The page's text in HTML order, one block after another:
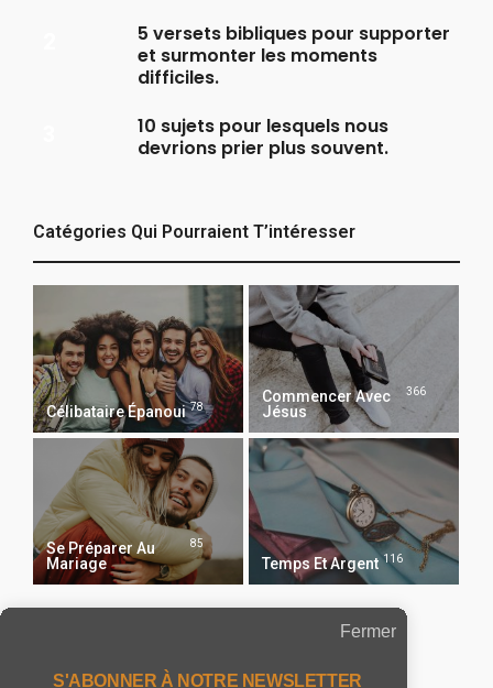
5 versets bibliques pour supporter
et surmonter les moments
difficiles.
10 sujets pour lesquels nous
devrions prier plus souvent.
Catégories Qui Pourraient T’intéresser
Célibataire Épanoui 78
Commencer Avec
Jésus
366
Se Préparer Au
Mariage
85
Temps Et Argent 116
Fermer
S'ABONNER À NOTRE NEWSLETTER